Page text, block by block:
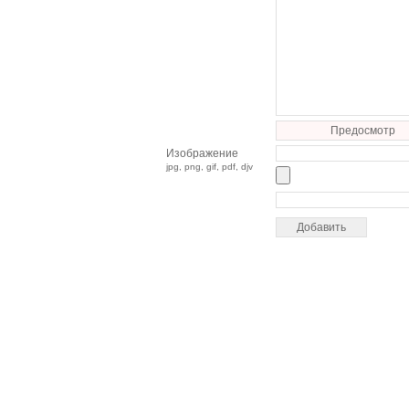
Предосмотр
Изображение
jpg, png, gif, pdf, djv